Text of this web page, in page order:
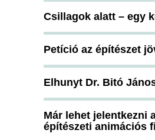
Csillagok alatt – egy
Petíció az építészet
Elhunyt Dr. Bitó
Már lehet jelentkezni
építészeti animációs